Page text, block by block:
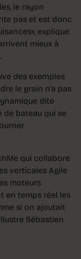
le rayon
pas et est donc
explique
mieux à
des exemples
le grain n’a pas
dite
de bateau qui se
qui collabore
verticales Agile
moteurs
en temps réel les
si on ajoutait
Sébastien